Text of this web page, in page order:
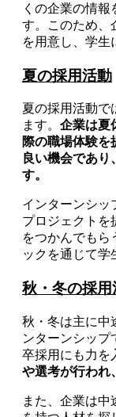
くの企業の情報
す。このため、
を用意し、学生
夏の採用活動
夏の採用活動で
ます。 企業は夏
際の職場体験を
良い機会であ
す。
インターンシッ
プロジェクトを
をつかんでもら
ックを通じて学
秋・冬の採用
秋・冬は主に中
ンターンシップ
卒採用にも力を
や選考が行われ
また、企業は